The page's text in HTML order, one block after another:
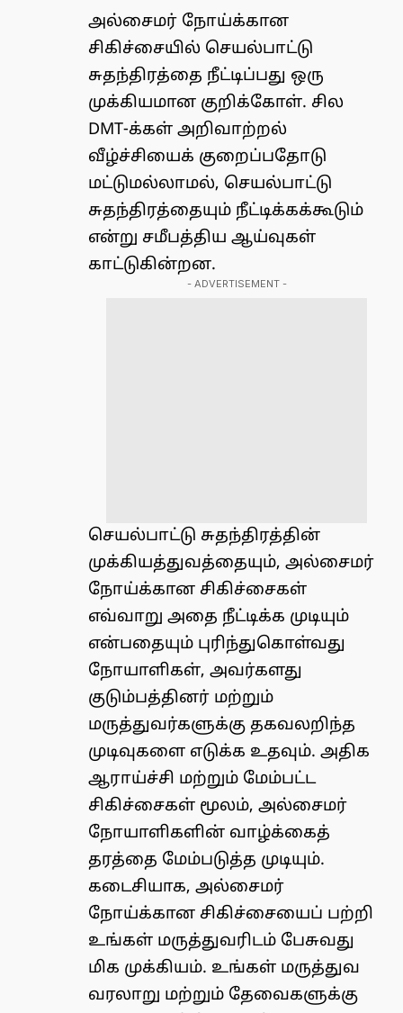
அல்சைமர் நோய்க்கான
சிகிச்சையில் செயல்பாட்டு
சுதந்திரத்தை நீட்டிப்பது ஒரு
முக்கியமான குறிக்கோள். சில
DMT-க்கள் அறிவாற்றல்
வீழ்ச்சியைக் குறைப்பதோடு
மட்டுமல்லாமல், செயல்பாட்டு
சுதந்திரத்தையும் நீட்டிக்கக்கூடும்
என்று சமீபத்திய ஆய்வுகள்
காட்டுகின்றன.
- ADVERTISEMENT -
செயல்பாட்டு சுதந்திரத்தின்
முக்கியத்துவத்தையும், அல்சைமர்
நோய்க்கான சிகிச்சைகள்
எவ்வாறு அதை நீட்டிக்க முடியும்
என்பதையும் புரிந்துகொள்வது
நோயாளிகள், அவர்களது
குடும்பத்தினர் மற்றும்
மருத்துவர்களுக்கு தகவலறிந்த
முடிவுகளை எடுக்க உதவும். அதிக
ஆராய்ச்சி மற்றும் மேம்பட்ட
சிகிச்சைகள் மூலம், அல்சைமர்
நோயாளிகளின் வாழ்க்கைத்
தரத்தை மேம்படுத்த முடியும்.
கடைசியாக, அல்சைமர்
நோய்க்கான சிகிச்சையைப் பற்றி
உங்கள் மருத்துவரிடம் பேசுவது
மிக முக்கியம். உங்கள் மருத்துவ
வரலாறு மற்றும் தேவைகளுக்கு